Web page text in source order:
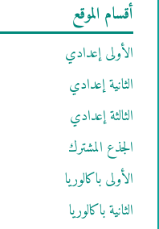
أقسام الموقع
الأولى إعدادي
الثانية إعدادي
الثالثة إعدادي
الجذع المشترك
الأولى باكالوريا
الثانية باكالوريا